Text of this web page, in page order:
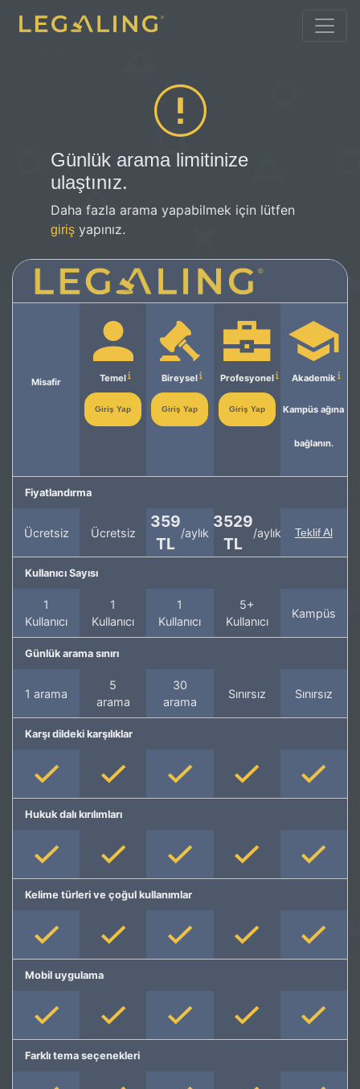
Günlük arama limitinize
ulaştınız.
Daha fazla arama yapabilmek için lütfen
giriş yapınız.
Misafir Temel
Giriş Yap
Bireysel
Giriş Yap
Profesyonel
Giriş Yap
Akademik
Kampüs ağına
bağlanın.
Fiyatlandırma
Ücretsiz Ücretsiz
359
TL
/aylık
3529
TL
/aylık Teklif Al
Kullanıcı Sayısı
1
Kullanıcı
1
Kullanıcı
1
Kullanıcı
5+
Kullanıcı
Kampüs
Günlük arama sınırı
1 arama
5
arama
30
arama
Sınırsız Sınırsız
Karşı dildeki karşılıklar
Hukuk dalı kırılımları
Kelime türleri ve çoğul kullanımlar
Mobil uygulama
Farklı tema seçenekleri